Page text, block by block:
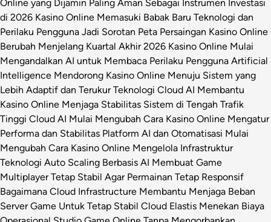
Online yang Dijamin Paling Aman Sebagai Instrumen Investasi
di 2026 Kasino Online Memasuki Babak Baru Teknologi dan
Perilaku Pengguna Jadi Sorotan Peta Persaingan Kasino Online
Berubah Menjelang Kuartal Akhir 2026 Kasino Online Mulai
Mengandalkan AI untuk Membaca Perilaku Pengguna Artificial
Intelligence Mendorong Kasino Online Menuju Sistem yang
Lebih Adaptif dan Terukur Teknologi Cloud AI Membantu
Kasino Online Menjaga Stabilitas Sistem di Tengah Trafik
Tinggi Cloud AI Mulai Mengubah Cara Kasino Online Mengatur
Performa dan Stabilitas Platform AI dan Otomatisasi Mulai
Mengubah Cara Kasino Online Mengelola Infrastruktur
Teknologi Auto Scaling Berbasis AI Membuat Game
Multiplayer Tetap Stabil Agar Permainan Tetap Responsif
Bagaimana Cloud Infrastructure Membantu Menjaga Beban
Server Game Untuk Tetap Stabil Cloud Elastis Menekan Biaya